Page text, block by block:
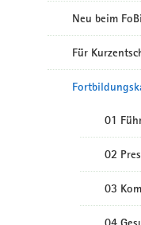
Neu beim
Für
01
02
03